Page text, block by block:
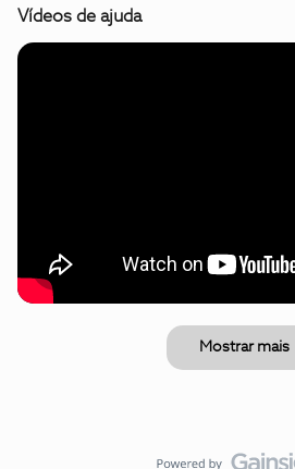
Vídeos de ajuda
Mostrar mais